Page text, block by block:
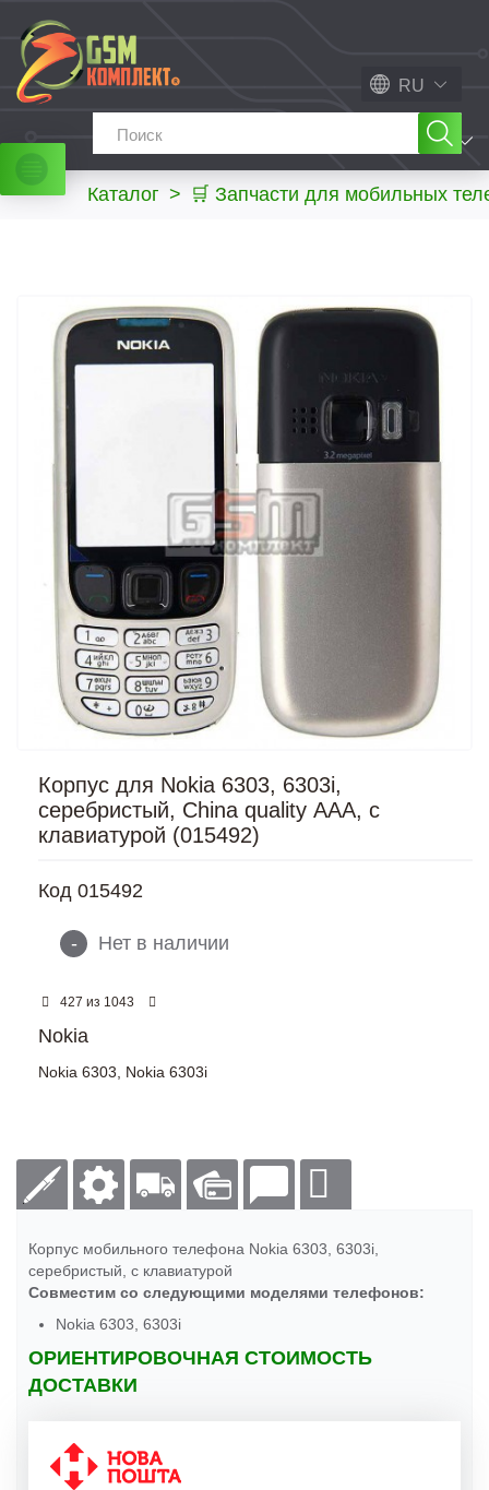
RU
МЕНЮ
Каталог > 🛒 Запчасти для мобильных
Корпус для Nokia 6303, 6303i,
серебристый, China quality ААА, с
клавиатурой (015492)
Код 015492
- Нет в наличии
427 из 1043
Nokia
Nokia 6303 Nokia 6303i
Корпус мобильного телефона Nokia 6303, 6303i,
серебристый, с клавиатурой
Совместим со следующими моделями телефонов:
Nokia 6303, 6303i
ОРИЕНТИРОВОЧНАЯ СТОИМОСТЬ
ДОСТАВКИ